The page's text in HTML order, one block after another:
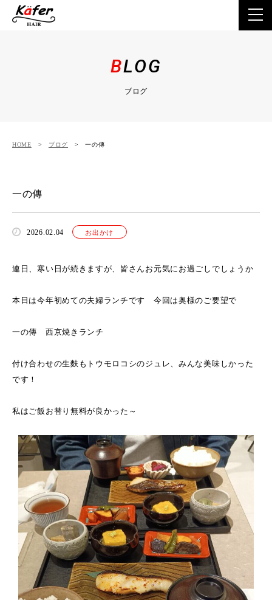
こだわり
よくあるご質問
お問い合わせ
BLOG
ブログ
HOME > ブログ > 一の傳
一の傳
2026.02.04 お出かけ
連日、寒い日が続きますが、皆さんお元気にお過ごしでしょうか
本日は今年初めての夫婦ランチです 今回は奥様のご要望で
一の傳 西京焼きランチ
付け合わせの生麩もトウモロコシのジュレ、みんな美味しかった
です！
私はご飯お替り無料が良かった～